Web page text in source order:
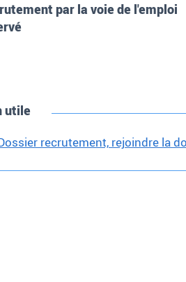
par la voie de l'emploi
utile
recrutement, rejoindre la